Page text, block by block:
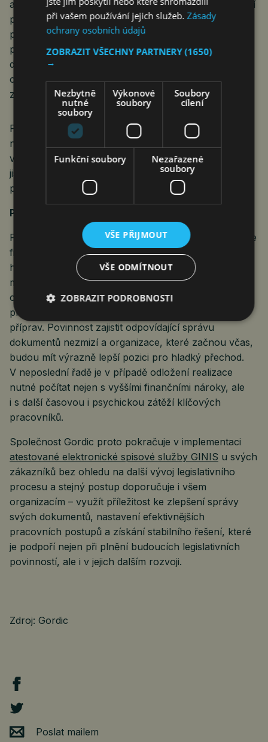
atestované řešení, jiné tuto povinnost nemají. Základní
povinnost je ale pro všechny organizace stejná –
provozovat systém, který je v souladu s legislativními
požadavky. Atest je tedy nezávislým certifikátem, že
dodavatel úspěšně prošel náročným procesem
ověření a produkt tuto základní povinnost beze
zbytku splňuje.
Proto i pro organizace, které atest povinně mít
nemusí, představuje
variantu. Atestovaný produkt znamená nejen větší
jistotu při samotném nasazení, ale i při dlouhodobém
provozu spisové služby.
Proč nečekat, kde začít a co nepodcenit
Podcenění přípravy může mít závažné důsledky. Vedle
finančních sankcí v případě nezavedení změn včas
hrozí především nefunkční procesy nebo nesoulad
mezi systémy. Případný odklad termínu by proto
organizace měly vnímat pouze jako časovou rezervu
pro kvalitnější realizaci, nikoli jako důvod k přerušení
příprav. Povinnost zajistit odpovídající správu
dokumentů nezmizí a organizace, které začnou včas,
budou mít výrazně lepší pozici pro hladký přechod.
V neposlední řadě je v případě odložení realizace
nutné počítat nejen s vyššími finančními nároky, ale
i s další časovou i psychickou zátěží klíčových
pracovníků.
Společnost Gordic proto pokračuje v implementaci
atestované elektronické spisové služby GINIS u svých
zákazníků bez ohledu na další vývoj legislativního
procesu a stejný postup doporučuje i všem
organizacím – využít příležitost ke zlepšení správy
svých dokumentů, nastavení efektivnějších
pracovních postupů a získání stabilního řešení, které
je podpoří nejen při plnění budoucích legislativních
povinností, ale i v jejich dalším rozvoji.
Zdroj: Gordic
Poslat mailem
při vašem používání jejich služeb.Zásady
ochrany osobních údajů
ZOBRAZIT VŠECHNY PARTNERY(1650)
→
Nezbytně
nutné
soubory
Výkonové
soubory
Soubory
cílení
Funkční soubory
Nezařazené
soubory
VŠE PŘIJMOUT
VŠE ODMÍTNOUT
ZOBRAZIT PODROBNOSTI